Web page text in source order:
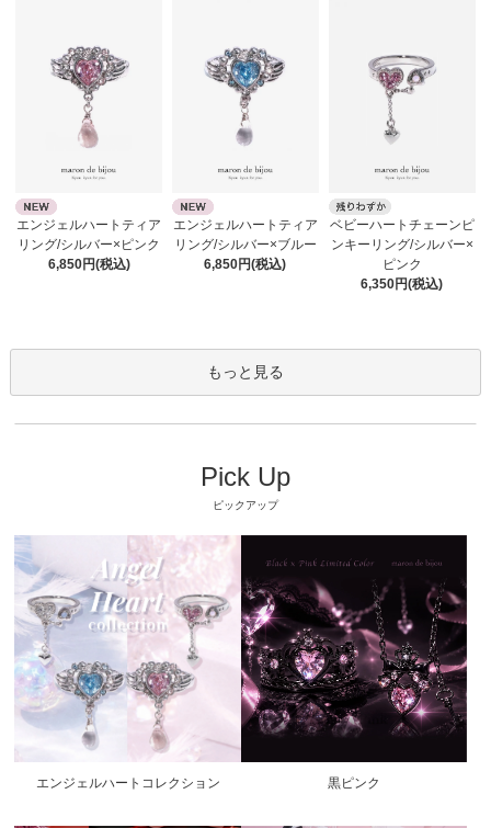
エンジェルハートティア
リング/シルバー×ピンク
6,850円(税込)
エンジェルハートティア
リング/シルバー×ブルー
6,850円(税込)
ベビーハートチェーンピ
ンキーリング/シルバー×
ピンク
6,350円(税込)
もっと見る
Pick Up
ピックアップ
エンジェルハートコレクション 黒ピンク